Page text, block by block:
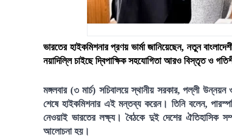
ভারতের হাইকমিশনার প্রণয় ভার্মা জানিয়েছেন, নতুন
নয়াদিল্লি চাইছে দ্বিপাক্ষিক সহযোগিতা আরও বিস্তৃত ও
মঙ্গলবার (৩ মার্চ) সচিবালয়ে স্থানীয় সরকার, পল্লী
শেষে হাইকমিশনার এই মন্তব্য করেন। তিনি বলেন,
নেওয়াই ভারতের লক্ষ্য। বৈঠকে দুই দেশের ঐতিহাসিক
আলোচনা হয়।